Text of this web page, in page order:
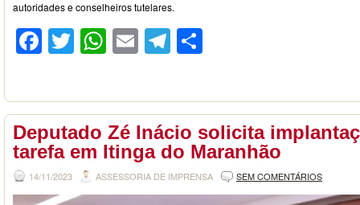
autoridades e conselheiros tutelares.
Facebook
Twitter
WhatsApp
EmailTelegram
Deputado Zé Inácio solicita
tarefa em Itinga do Maranhão
14/11/2023 ASSESSORIA DE IMPRENSA SEM COMENTÁRIOS